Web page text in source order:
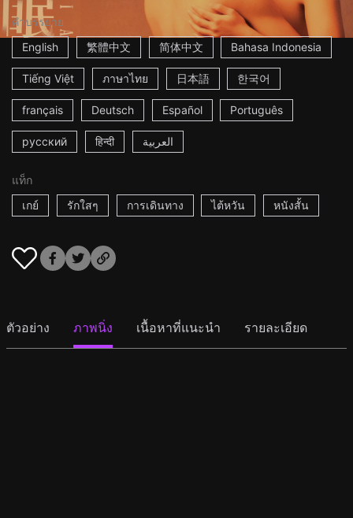
คำบรรยาย
English
繁體中文 简体中文 Bahasa Indonesia
Tiếng Việt ภาษาไทย 日本語 한국어
français Deutsch Español Português
русский हिन्दी العربية
แท็ก
เกย์
รักใสๆ การเดินทาง ไต้หวัน หนังสั้น
ตัวอย่าง ภาพนิ่ง เนื้อหาที่แนะนำ รายละเอียด